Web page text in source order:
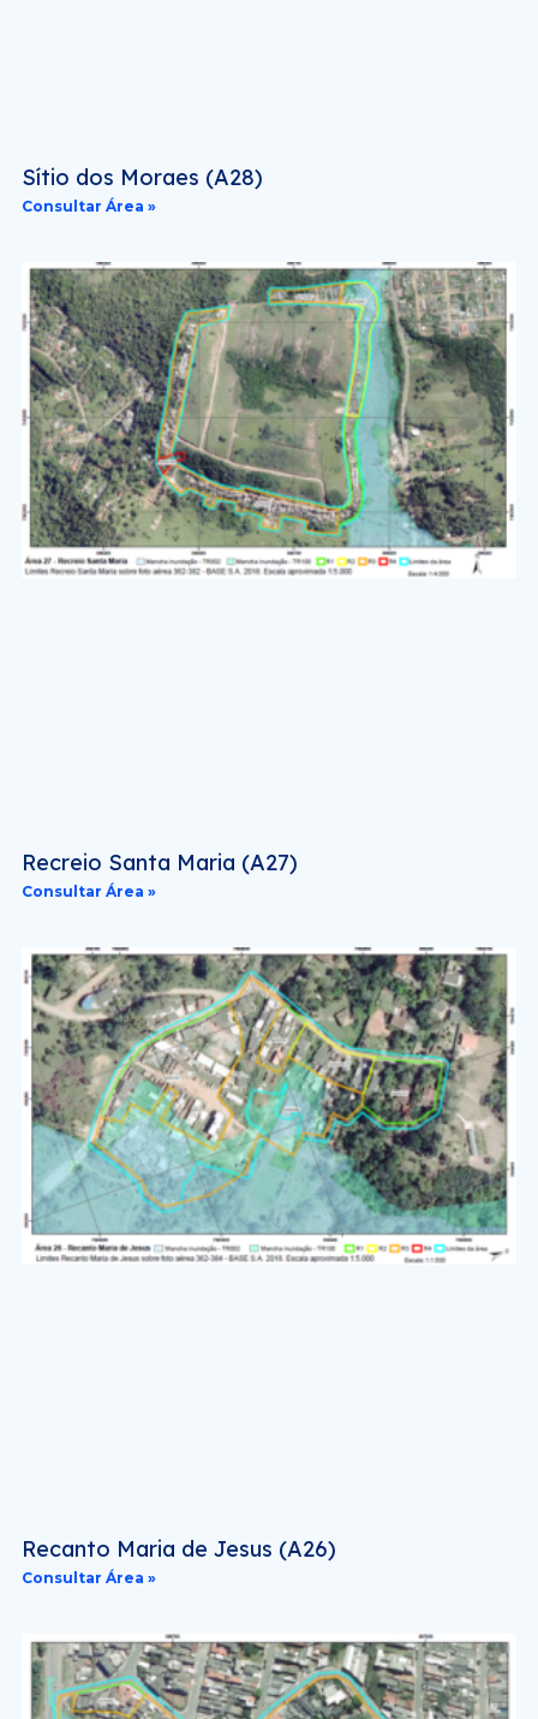
Sítio dos Moraes (A28)
Consultar Área »
Recreio Santa Maria (A27)
Consultar Área »
Recanto Maria de Jesus (A26)
Consultar Área »